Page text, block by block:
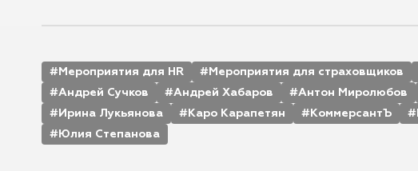
Мероприятия для HR Мероприятия для страховщиков
Андрей Сучков
Андрей Хабаров Антон Миролюбов
Ирина Лукьянова
Каро Карапетян КоммерсантЪ
Юлия Степанова